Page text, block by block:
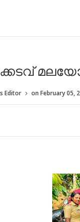
Editor on February 05,